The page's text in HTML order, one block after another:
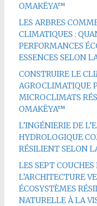
OMAKËYA™
LES ARBRES
CLIMATIQUES :
PERFORMANCES
ESSENCES SELON
CONSTRUIRE LE
AGROCLIMATIQUE
MICROCLIMATS
OMAKËYA™
L’INGÉNIERIE DE
HYDROLOGIQUE
RÉSILIENT SELON
LES SEPT
L’ARCHITECTURE
ÉCOSYSTÈMES
NATURELLE À LA